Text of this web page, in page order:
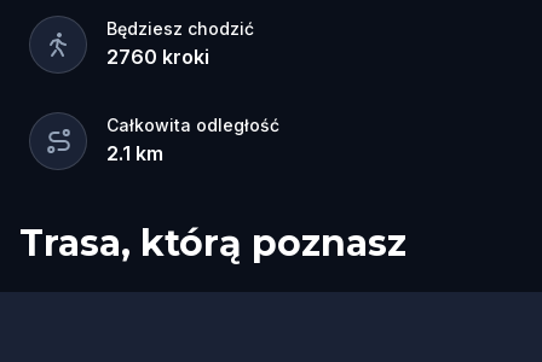
Będziesz chodzić
2760 kroki
Całkowita odległość
2.1 km
Trasa, którą poznasz
Start
Meta